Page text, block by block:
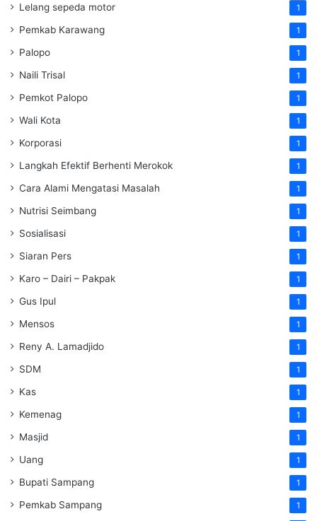
Lelang sepeda motor 1
Pemkab Karawang 1
Palopo 1
Naili Trisal 1
Pemkot Palopo 1
Wali Kota 1
Korporasi 1
Langkah Efektif Berhenti Merokok 1
Cara Alami Mengatasi Masalah 1
Nutrisi Seimbang 1
Sosialisasi 1
Siaran Pers 1
Karo – Dairi – Pakpak 1
Gus Ipul 1
Mensos 1
Reny A. Lamadjido 1
SDM 1
Kas 1
Kemenag 1
Masjid 1
Uang 1
Bupati Sampang 1
Pemkab Sampang 1